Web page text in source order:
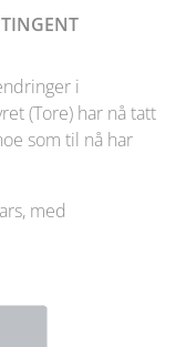
i
(Tore) har nå tatt
som til nå har
med